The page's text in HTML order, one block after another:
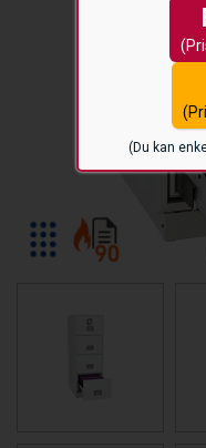
(Du kan